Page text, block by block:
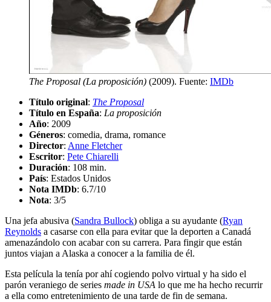
The Proposal (La proposición) (2009). Fuente: IMDb
Título original: The Proposal
Título en España: La proposición
Año: 2009
Géneros: comedia, drama, romance
Director: Anne Fletcher
Escritor: Pete Chiarelli
Duración: 108 min.
País: Estados Unidos
Nota IMDb: 6.7/10
Nota: 3/5
Una jefa abusiva (Sandra Bullock) obliga a su ayudante (Ryan
Reynolds a casarse con ella para evitar que la deporten a Canadá
amenazándolo con acabar con su carrera. Para fingir que están
juntos viajan a Alaska a conocer a la familia de él.
Esta película la tenía por ahí cogiendo polvo virtual y ha sido el
parón veraniego de series made in USA lo que me ha hecho recurrir
a ella como entretenimiento de una tarde de fin de semana.